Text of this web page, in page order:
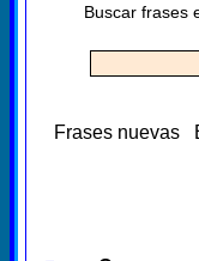
Buscar frases
Frases nuevas